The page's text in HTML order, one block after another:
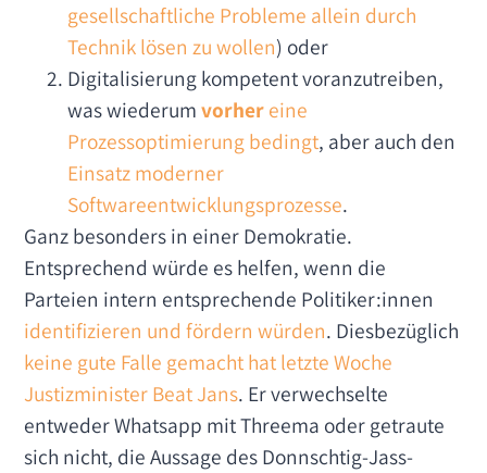
gesellschaftliche Probleme allein durch
Technik lösen zu wollen) oder
Digitalisierung kompetent voranzutreiben,
was wiederumvorhereine
Prozessoptimierung bedingt, aber auch den
Einsatz moderner
Softwareentwicklungsprozesse.
Ganz besonders in einer Demokratie.
Entsprechend würde es helfen, wenn die
Parteien intern entsprechende Politiker:innen
identifizieren und fördern würden. Diesbezüglich
keine gute Falle gemacht hat letzte Woche
Justizminister Beat Jans. Er verwechselte
entweder Whatsapp mit Threema oder getraute
sich nicht, die Aussage des Donnschtig-Jass-